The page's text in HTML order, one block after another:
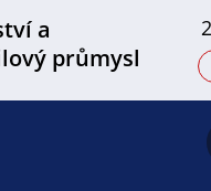
a
průmysl